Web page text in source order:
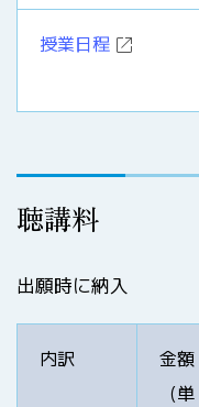
授業日程
聴講料
出願時に納入
内訳
金額
（単